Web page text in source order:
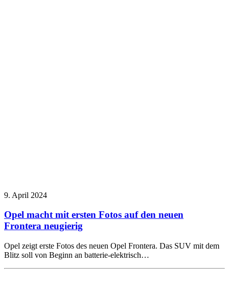
9. April 2024
Opel macht mit ersten Fotos auf den neuen
Frontera neugierig
Opel zeigt erste Fotos des neuen Opel Frontera. Das SUV mit dem
Blitz soll von Beginn an batterie-elektrisch…